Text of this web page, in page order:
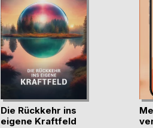
Die Rückkehr ins
eigene Kraftfeld